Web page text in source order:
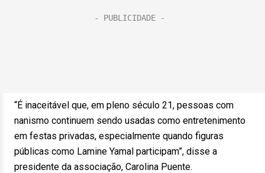
“É inaceitável que, em pleno século 21, pessoas com
nanismo continuem sendo usadas como entretenimento
em festas privadas, especialmente quando figuras
públicas como Lamine Yamal participam”, disse a
presidente da associação, Carolina Puente.